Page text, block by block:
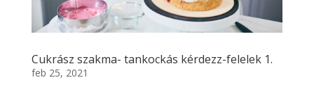
Cukrász szakma- tankockás kérdezz-felelek 1.
feb 25, 2021